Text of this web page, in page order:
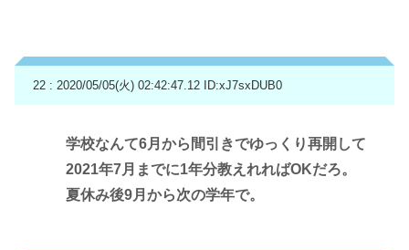
22 : 2020/05/05(火) 02:42:47.12 ID:xJ7sxDUB0
学校なんて6月から間引きでゆっくり再開して
2021年7月までに1年分教えれればOKだろ。
夏休み後9月から次の学年で。